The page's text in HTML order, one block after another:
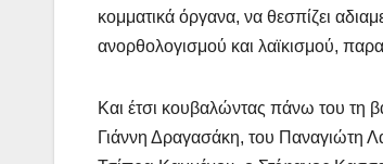
κομματικά όργανα, να θεσπίζει
ανορθολογισμού και λαϊκισμού,
Και έτσι κουβαλώντας πάνω του τη
Γιάννη Δραγασάκη, του